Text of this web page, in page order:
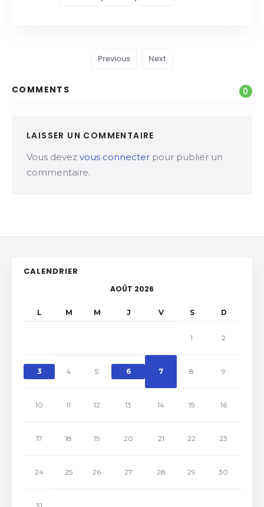
Previous Next
COMMENTS 0
LAISSER UN COMMENTAIRE
Vous devez vous connecter pour publier un
commentaire.
CALENDRIER
AOÛT 2026
L M M J V S D
1 2
3 4 5 6 7 8 9
10 11 12 13 14 15 16
17 18 19 20 21 22 23
24 25 26 27 28 29 30